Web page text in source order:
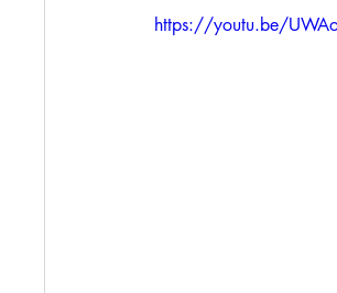
https://youtu.be/